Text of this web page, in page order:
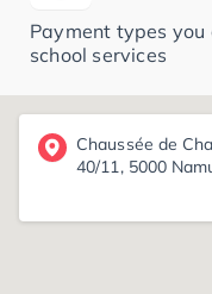
Payment types
school services
Chaussée de
40/11, 5000